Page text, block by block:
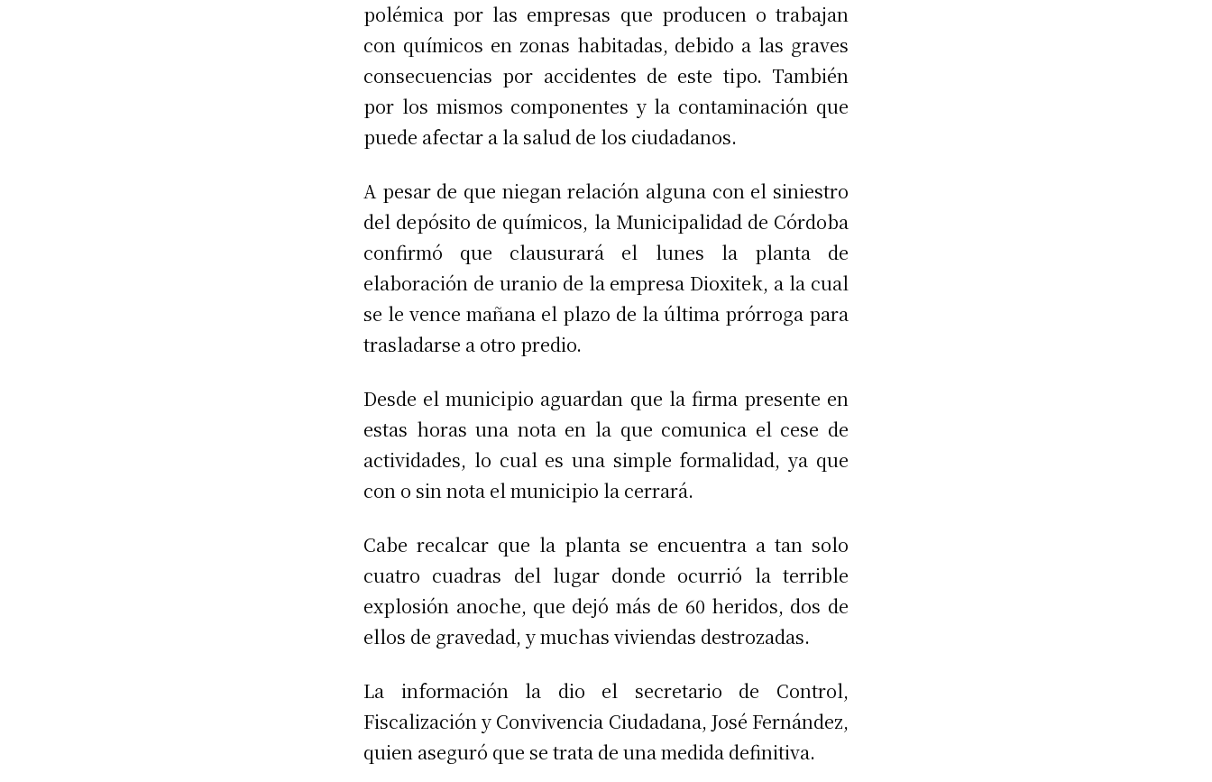
polémica por las empresas que producen o trabajan
con químicos en zonas habitadas, debido a las graves
consecuencias por accidentes de este tipo. También
por los mismos componentes y la contaminación que
puede afectar a la salud de los ciudadanos.
A pesar de que niegan relación alguna con el siniestro
del depósito de químicos, la Municipalidad de Córdoba
confirmó que clausurará el lunes la planta de
elaboración de uranio de la empresa Dioxitek, a la cual
se le vence mañana el plazo de la última prórroga para
trasladarse a otro predio.
Desde el municipio aguardan que la firma presente en
estas horas una nota en la que comunica el cese de
actividades, lo cual es una simple formalidad, ya que
con o sin nota el municipio la cerrará.
Cabe recalcar que la planta se encuentra a tan solo
cuatro cuadras del lugar donde ocurrió la terrible
explosión anoche, que dejó más de 60 heridos, dos de
ellos de gravedad, y muchas viviendas destrozadas.
La información la dio el secretario de Control,
Fiscalización y Convivencia Ciudadana, José Fernández,
quien aseguró que se trata de una medida definitiva.